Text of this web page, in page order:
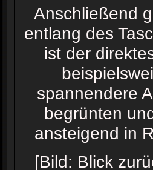
Anschließend
entlang des
ist der
spannendere
begrünten
ansteigend in
[Bild: Blick